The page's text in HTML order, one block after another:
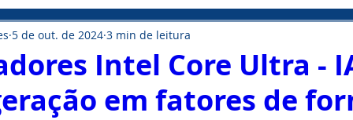
Simuladores
Pc Gamer Notebooks
Intel Core Ultra -
em fatores de
5 de out. de 2024 3 min de leitura